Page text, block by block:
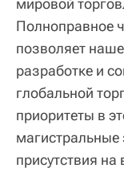
Полноправное
позволяет
разработке и
глобальной
приоритеты в
присутствия